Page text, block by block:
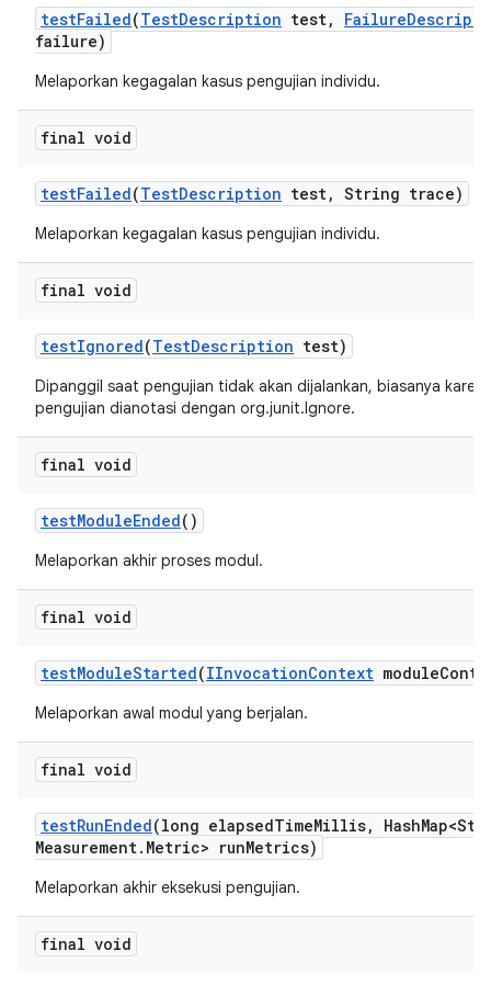
testFailed(TestDescription test, Failure
failure)
Melaporkan kegagalan kasus pengujian individu.
final void
testFailed(TestDescription test, String trace)
Melaporkan kegagalan kasus pengujian individu.
final void
testIgnored(TestDescription test)
Dipanggil saat pengujian tidak akan dijalankan, biasanya
pengujian dianotasi dengan org.junit.Ignore.
final void
testModuleEnded()
Melaporkan akhir proses modul.
final void
testModuleStarted(IInvocationContext module
Melaporkan awal modul yang berjalan.
final void
testRunEnded(long elapsedTimeMillis, Hash
Measurement. Metric> runMetrics)
Melaporkan akhir eksekusi pengujian.
final void